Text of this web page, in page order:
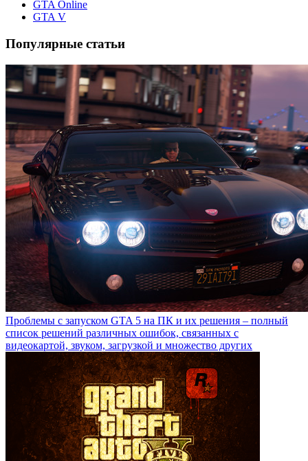
GTA Online
GTA V
Популярные статьи
Проблемы с запуском GTA 5 на ПК и их решения – полный
список решений различных ошибок, связанных с
видеокартой, звуком, загрузкой и множество других